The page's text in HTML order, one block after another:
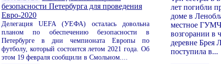
безопасности Петербурга для проведения
Евро-2020
Делегация UEFA (УЕФА) осталась довольна
планом по обеспечению безопасности в
Петербурге в дни чемпионата Европы по
футболу, который состоится летом 2021 года. Об
этом 19 февраля сообщили в Смольном....
лет погибли
доме в
местное
возгорании в
деревне Брея
поступила в...